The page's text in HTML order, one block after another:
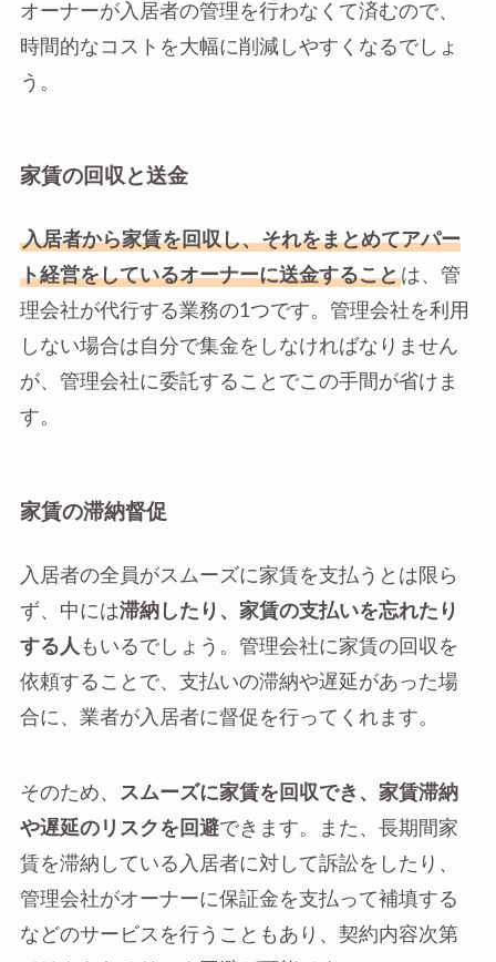
オーナーが入居者の管理を行わなくて済むので、
時間的なコストを大幅に削減しやすくなるでしょ
う。
家賃の回収と送金
入居者から家賃を回収し、それをまとめてアパー
ト経営をしているオーナーに送金することは、管
理会社が代行する業務の1つです。管理会社を利用
しない場合は自分で集金をしなければなりません
が、管理会社に委託することでこの手間が省けま
す。
家賃の滞納督促
入居者の全員がスムーズに家賃を支払うとは限ら
ず、中には滞納したり、家賃の支払いを忘れたり
する人 もいるでしょう。管理会社に家賃の回収を
依頼することで、支払いの滞納や遅延があった場
合に、業者が入居者に督促を行ってくれます。
そのため、
スムーズに家賃を回収でき、家賃滞納
や遅延のリスクを回避できます。また、長期間家
賃を滞納している入居者に対して訴訟をしたり、
管理会社がオーナーに保証金を支払って補填する
などのサービスを行うこともあり、契約内容次第